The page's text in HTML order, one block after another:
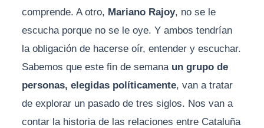
comprende. A otro, Mariano Rajoy, no se le
escucha porque no se le oye. Y ambos tendrían
la obligación de hacerse oír, entender y escuchar.
Sabemos que este fin de semana un grupo de
personas, elegidas políticamente, van a tratar
de explorar un pasado de tres siglos. Nos van a
contar la historia de las relaciones entre Cataluña